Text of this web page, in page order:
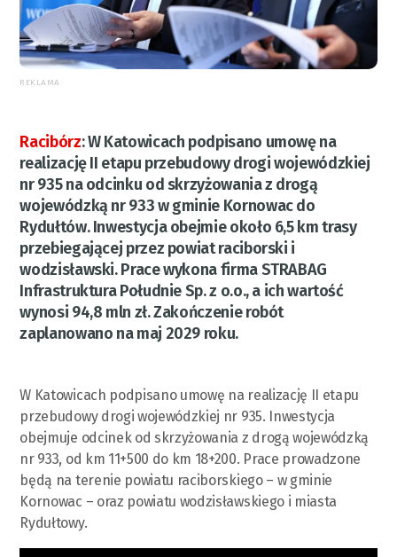
REKLAMA
Racibórz:W Katowicach podpisano umowę na
realizację II etapu przebudowy drogi wojewódzkiej
nr 935 na odcinku od skrzyżowania z drogą
wojewódzką nr 933 w gminie Kornowac do
Rydułtów. Inwestycja obejmie około 6,5 km trasy
przebiegającej przez powiat raciborski i
wodzisławski. Prace wykona firma STRABAG
Infrastruktura Południe Sp. z o.o., a ich wartość
wynosi 94,8 mln zł. Zakończenie robót
zaplanowano na maj 2029 roku.
W Katowicach podpisano umowę na realizację II etapu
przebudowy drogi wojewódzkiej nr 935. Inwestycja
obejmuje odcinek od skrzyżowania z drogą wojewódzką
nr 933, od km 11+500 do km 18+200. Prace prowadzone
będą na terenie powiatu raciborskiego – w gminie
Kornowac – oraz powiatu wodzisławskiego i miasta
Rydułtowy.